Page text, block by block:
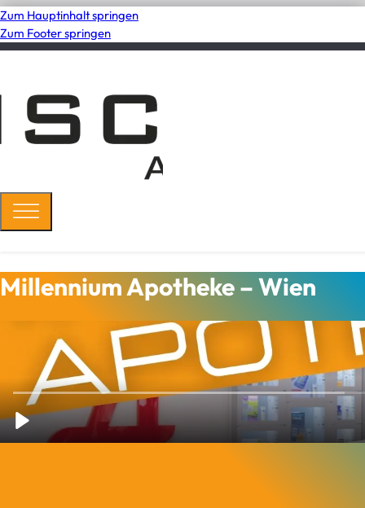
Zum Hauptinhalt springen
Zum Footer springen
Millennium Apotheke – Wien